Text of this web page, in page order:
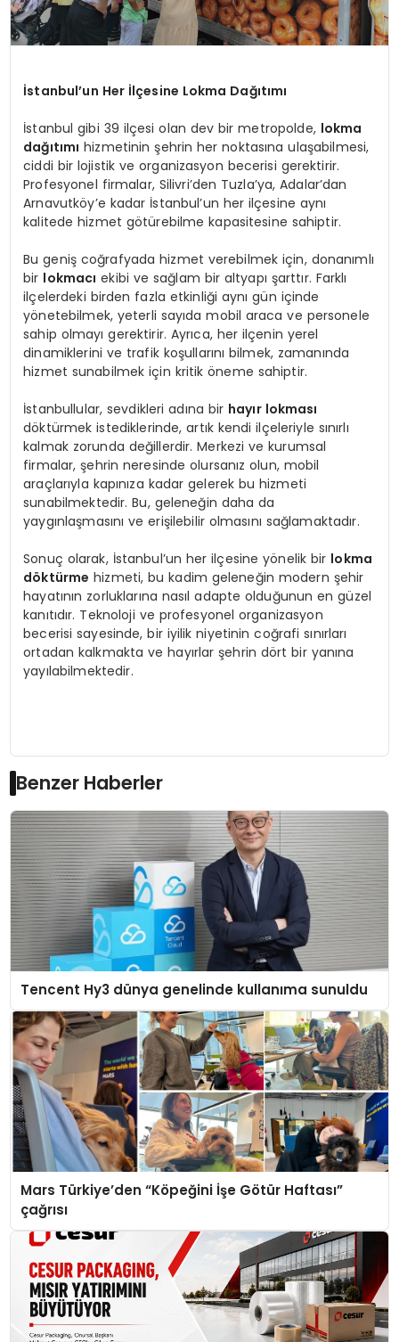
İstanbul’un Her İlçesine Lokma Dağıtımı
İstanbul gibi 39 ilçesi olan dev bir metropolde, lokma
dağıtımı hizmetinin şehrin her noktasına ulaşabilmesi,
ciddi bir lojistik ve organizasyon becerisi gerektirir.
Profesyonel firmalar, Silivri’den Tuzla’ya, Adalar’dan
Arnavutköy’e kadar İstanbul’un her ilçesine aynı
kalitede hizmet götürebilme kapasitesine sahiptir.
Bu geniş coğrafyada hizmet verebilmek için, donanımlı
bir lokmacı ekibi ve sağlam bir altyapı şarttır. Farklı
ilçelerdeki birden fazla etkinliği aynı gün içinde
yönetebilmek, yeterli sayıda mobil araca ve personele
sahip olmayı gerektirir. Ayrıca, her ilçenin yerel
dinamiklerini ve trafik koşullarını bilmek, zamanında
hizmet sunabilmek için kritik öneme sahiptir.
İstanbullular, sevdikleri adına bir hayır lokması
döktürmek istediklerinde, artık kendi ilçeleriyle sınırlı
kalmak zorunda değillerdir. Merkezi ve kurumsal
firmalar, şehrin neresinde olursanız olun, mobil
araçlarıyla kapınıza kadar gelerek bu hizmeti
sunabilmektedir. Bu, geleneğin daha da
yaygınlaşmasını ve erişilebilir olmasını sağlamaktadır.
Sonuç olarak, İstanbul’un her ilçesine yönelik bir lokma
döktürme hizmeti, bu kadim geleneğin modern şehir
hayatının zorluklarına nasıl adapte olduğunun en güzel
kanıtıdır. Teknoloji ve profesyonel organizasyon
becerisi sayesinde, bir iyilik niyetinin coğrafi sınırları
ortadan kalkmakta ve hayırlar şehrin dört bir yanına
yayılabilmektedir.
Benzer Haberler
Tencent Hy3 dünya genelinde kullanıma sunuldu
Mars Türkiye’den “Köpeğini İşe Götür Haftası”
çağrısı